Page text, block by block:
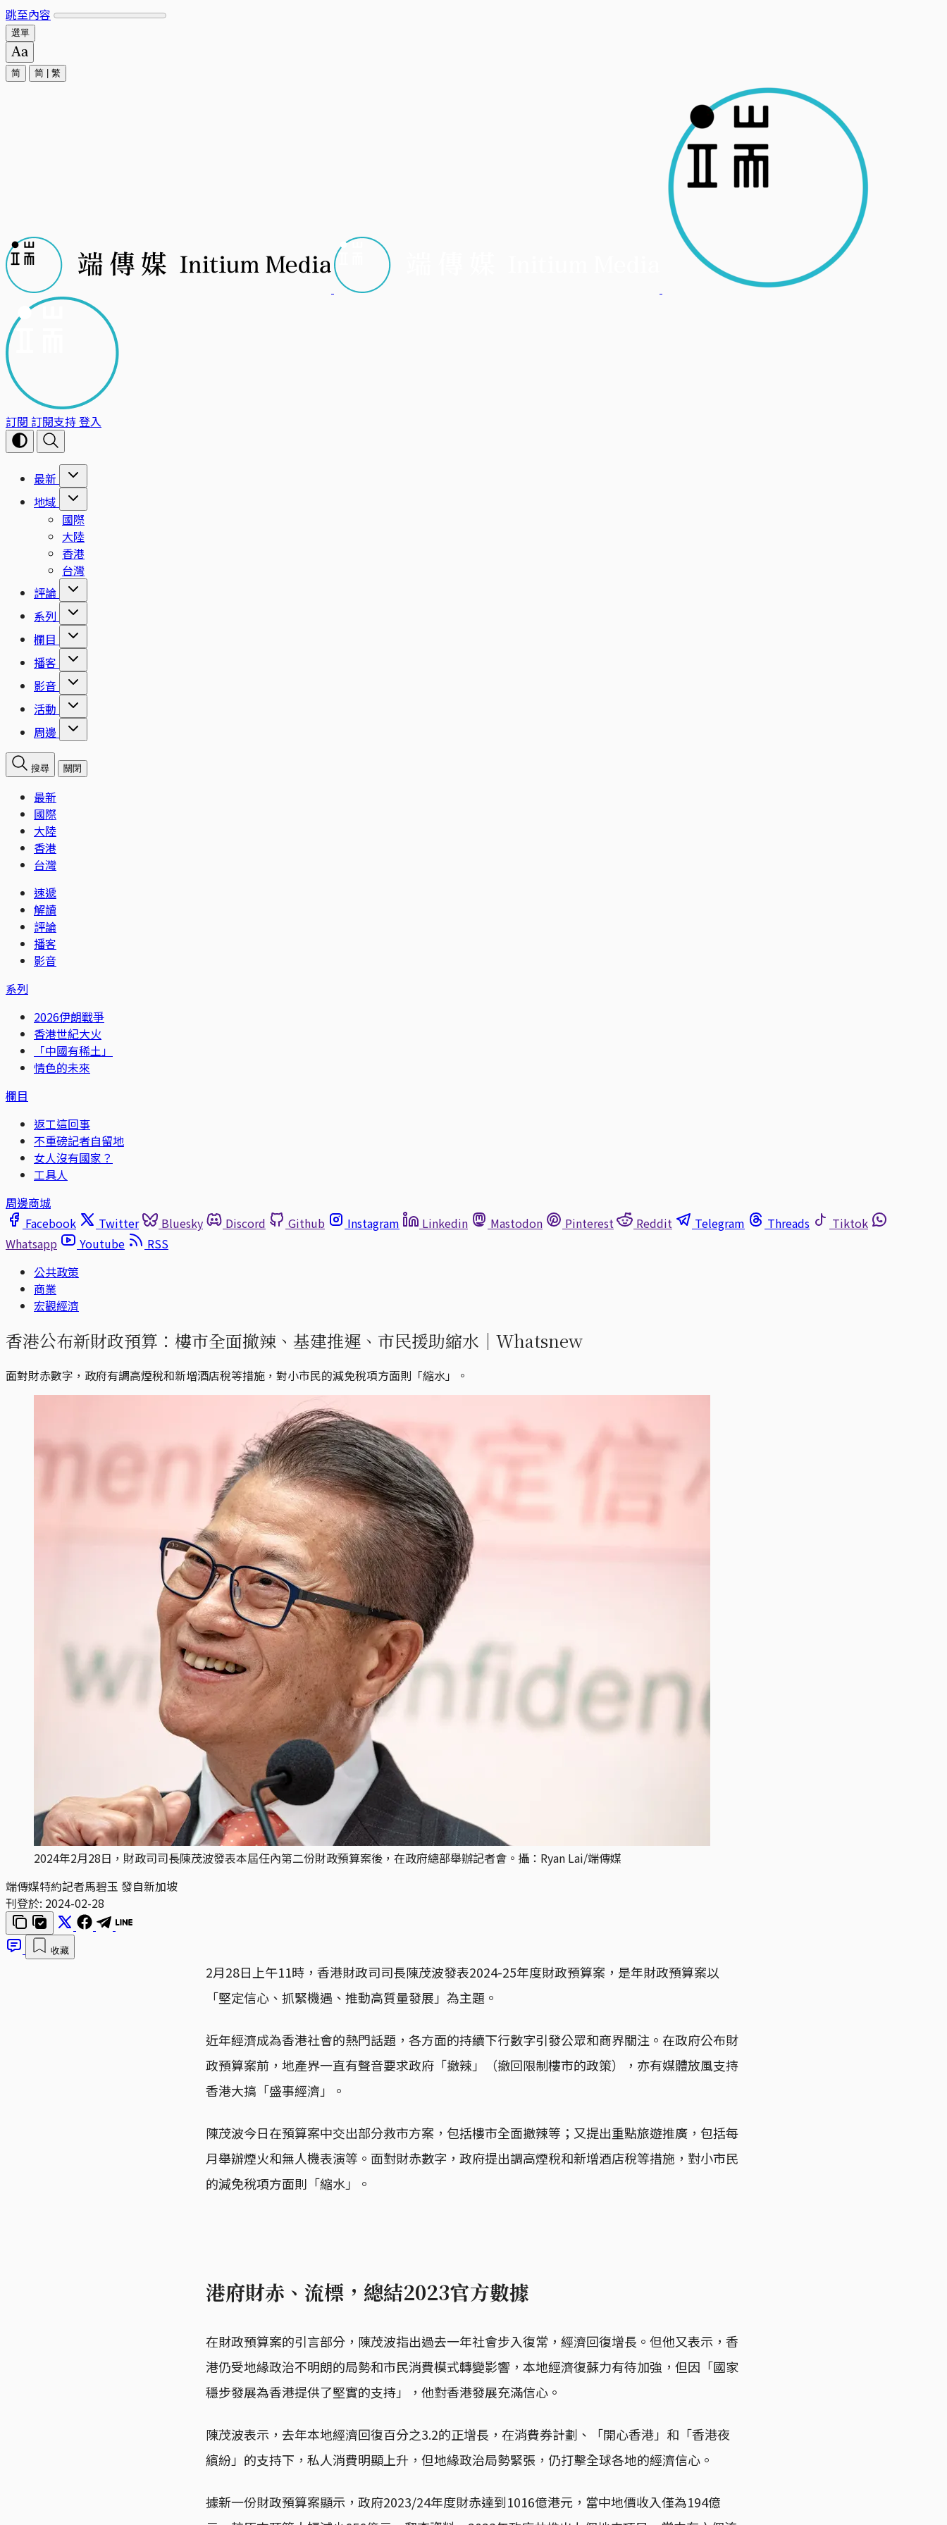
跳至內容
選單
简 简 繁
訂閱 訂閱支持登入
最新
地域
國際
大陸
香港
台灣
評論
系列
欄目
播客
影音
活動
周邊
搜尋 關閉
最新
國際
大陸
香港
台灣
速遞
解讀
評論
播客
影音
系列
2026伊朗戰爭
香港世紀大火
「中國有稀土」
情色的未來
欄目
返工這回事
不重磅記者自留地
女人沒有國家？
工具人
周邊商城
Facebook
Twitter Bluesky Discord Github Instagram Linkedin Mastodon Pinterest Reddit Telegram Threads
Tiktok
Whatsapp
Youtube
RSS
公共政策
商業
宏觀經濟
香港公布新財政預算：樓市全面撤辣、基建推遲、市民援助縮水｜Whatsnew
面對財赤數字，政府有調高煙稅和新增酒店稅等措施，對小市民的減免稅項方面則「縮水」。
2024年2月28日，財政司司長陳茂波發表本屆任內第二份財政預算案後，在政府總部舉辦記者會。攝：Ryan Lai/端傳媒
端傳媒特約記者馬碧玉 發自新加坡
刊登於: 2024-02-28
收藏
2月28日上午11時，香港財政司司長陳茂波發表2024-25年度財政預算案，是年財政預算案以
「堅定信心、抓緊機遇、推動高質量發展」為主題。
近年經濟成為香港社會的熱門話題，各方面的持續下行數字引發公眾和商界關注。在政府公布財
政預算案前，地產界一直有聲音要求政府「撤辣」（撤回限制樓市的政策），亦有媒體放風支持
香港大搞「盛事經濟」。
陳茂波今日在預算案中交出部分救市方案，包括樓市全面撤辣等；又提出重點旅遊推廣，包括每
月舉辦煙火和無人機表演等。面對財赤數字，政府提出調高煙稅和新增酒店稅等措施，對小市民
的減免稅項方面則「縮水」。
港府財赤、流標，總結2023官方數據
在財政預算案的引言部分，陳茂波指出過去一年社會步入復常，經濟回復增長。但他又表示，香
港仍受地緣政治不明朗的局勢和市民消費模式轉變影響，本地經濟復蘇力有待加強，但因「國家
穩步發展為香港提供了堅實的支持」，他對香港發展充滿信心。
陳茂波表示，去年本地經濟回復百分之3.2的正增長，在消費券計劃、「開心香港」和「香港夜
繽紛」的支持下，私人消費明顯上升，但地緣政治局勢緊張，仍打擊全球各地的經濟信心。
據新一份財政預算案顯示，政府2023/24年度財赤達到1016億港元，當中地價收入僅為194億